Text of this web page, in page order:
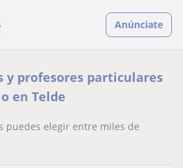
Anúnciate
y profesores particulares
en Telde
puedes elegir entre miles de